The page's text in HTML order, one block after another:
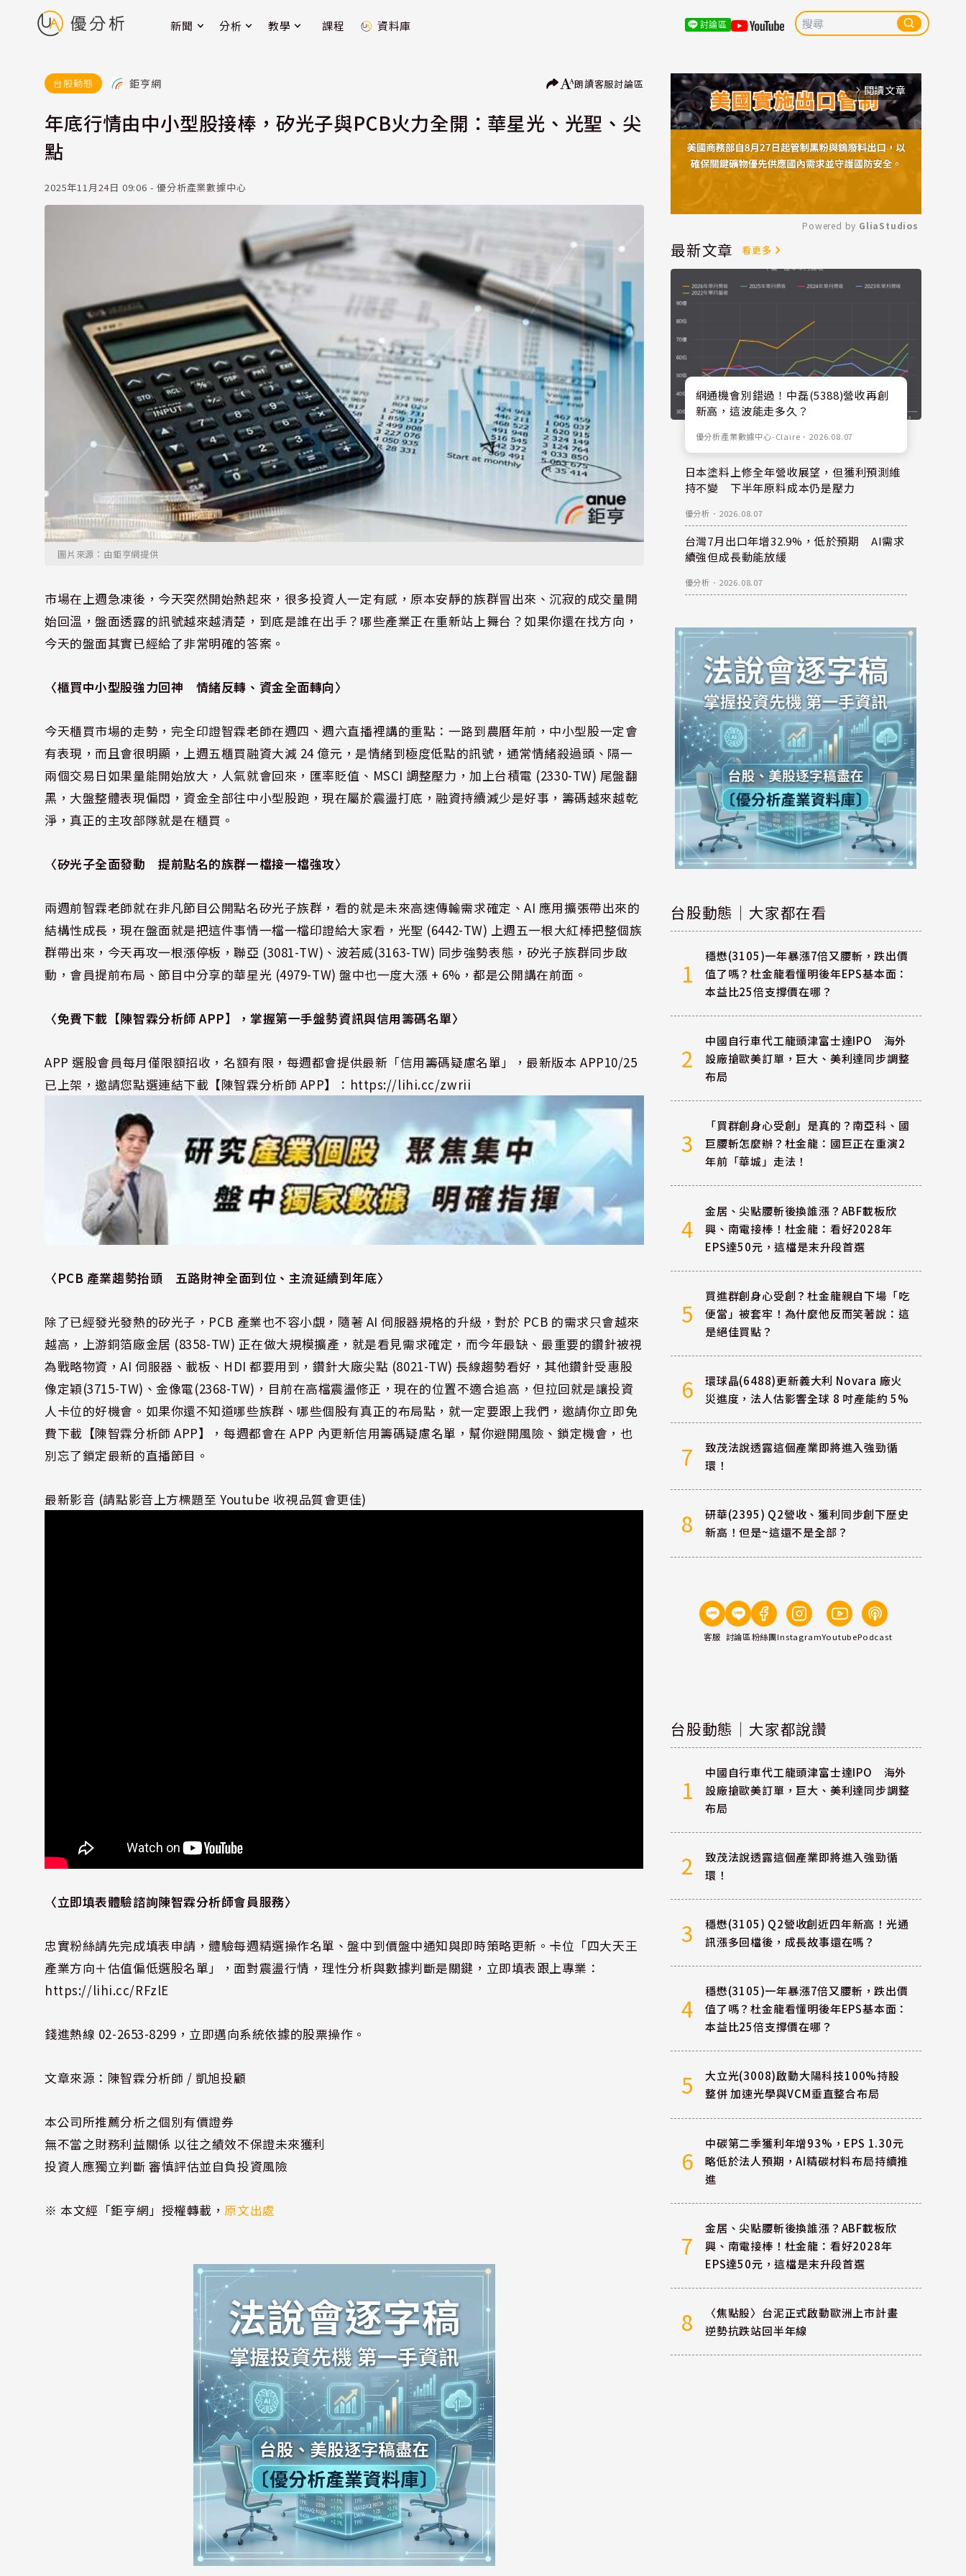
新聞 分析 教學 課程 資料庫 討論區
台股動態 鉅亨網 朗讀客服討論區
年底行情由中小型股接棒，矽光子與PCB火力全開：華星光、光聖、尖
點
2025年11月24日 09:06 - 優分析產業數據中心
圖片來源：由鉅亨網提供
市場在上週急凍後，今天突然開始熱起來，很多投資人一定有感，原本安靜的族群冒出來、沉寂的成交量開
始回溫，盤面透露的訊號越來越清楚，到底是誰在出手？哪些產業正在重新站上舞台？如果你還在找方向，
今天的盤面其實已經給了非常明確的答案。
〈櫃買中小型股強力回神 情緒反轉、資金全面轉向〉
今天櫃買市場的走勢，完全印證智霖老師在週四、週六直播裡講的重點：一路到農曆年前，中小型股一定會
有表現，而且會很明顯，上週五櫃買融資大減 24 億元，是情緒到極度低點的訊號，通常情緒殺過頭、隔一
兩個交易日如果量能開始放大，人氣就會回來，匯率貶值、MSCI 調整壓力，加上台積電 (2330-TW) 尾盤翻
黑，大盤整體表現偏悶，資金全部往中小型股跑，現在屬於震盪打底，融資持續減少是好事，籌碼越來越乾
淨，真正的主攻部隊就是在櫃買。
〈矽光子全面發動 提前點名的族群一檔接一檔強攻〉
兩週前智霖老師就在非凡節目公開點名矽光子族群，看的就是未來高速傳輸需求確定、AI 應用擴張帶出來的
結構性成長，現在盤面就是把這件事情一檔一檔印證給大家看，光聖 (6442-TW) 上週五一根大紅棒把整個族
群帶出來，今天再攻一根漲停板，聯亞 (3081-TW)、波若威(3163-TW) 同步強勢表態，矽光子族群同步啟
動，會員提前布局、節目中分享的華星光 (4979-TW) 盤中也一度大漲 + 6%，都是公開講在前面。
〈免費下載【陳智霖分析師 APP】，掌握第一手盤勢資訊與信用籌碼名單〉
APP 選股會員每月僅限額招收，名額有限，每週都會提供最新「信用籌碼疑慮名單」，最新版本 APP10/25
已上架，邀請您點選連結下載【陳智霖分析師 APP】： https://lihi.cc/zwrii
〈PCB 產業趨勢抬頭 五路財神全面到位、主流延續到年底〉
除了已經發光發熱的矽光子，PCB 產業也不容小覷，隨著 AI 伺服器規格的升級，對於 PCB 的需求只會越來
越高，上游銅箔廠金居 (8358-TW) 正在做大規模擴產，就是看見需求確定，而今年最缺、最重要的鑽針被視
為戰略物資，AI 伺服器、載板、HDI 都要用到，鑽針大廠尖點 (8021-TW) 長線趨勢看好，其他鑽針受惠股
像定穎(3715-TW)、金像電(2368-TW)，目前在高檔震盪修正，現在的位置不適合追高，但拉回就是讓投資
人卡位的好機會。如果你還不知道哪些族群、哪些個股有真正的布局點，就一定要跟上我們，邀請你立即免
費下載【陳智霖分析師 APP】，每週都會在 APP 內更新信用籌碼疑慮名單，幫你避開風險、鎖定機會，也
別忘了鎖定最新的直播節目。
最新影音 (請點影音上方標題至 Youtube 收視品質會更佳)
〈立即填表體驗諮詢陳智霖分析師會員服務〉
忠實粉絲請先完成填表申請，體驗每週精選操作名單、盤中到價盤中通知與即時策略更新。卡位「四大天王
產業方向＋估值偏低選股名單」，面對震盪行情，理性分析與數據判斷是關鍵，立即填表跟上專業：
https://lihi.cc/RFzlE
錢進熱線 02-2653-8299，立即邁向系統依據的股票操作。
文章來源：陳智霖分析師 / 凱旭投顧
本公司所推薦分析之個別有價證券
無不當之財務利益關係 以往之績效不保證未來獲利
投資人應獨立判斷 審慎評估並自負投資風險
※ 本文經「鉅亨網」授權轉載， 原文出處
arrow_forward_ios 閱讀文章
Mute
Powered by GliaStudios
最新文章 看更多
網通機會別錯過！中磊(5388)營收再創
新高，這波能走多久？
優分析產業數據中心-Claire ． 2026.08.07
日本塗料上修全年營收展望，但獲利預測維
持不變 下半年原料成本仍是壓力
優分析 ． 2026.08.07
台灣7月出口年增32.9%，低於預期 AI需求
續強但成長動能放緩
優分析 ． 2026.08.07
台股動態｜大家都在看
1
穩懋(3105)一年暴漲7倍又腰斬，跌出價
值了嗎？杜金龍看懂明後年EPS基本面：
本益比25倍支撐價在哪？
2
中國自行車代工龍頭津富士達IPO 海外
設廠搶歐美訂單，巨大、美利達同步調整
布局
3
「買群創身心受創」是真的？南亞科、國
巨腰斬怎麼辦？杜金龍：國巨正在重演2
年前「華城」走法！
4
金居、尖點腰斬後換誰漲？ABF載板欣
興、南電接棒！杜金龍：看好2028年
EPS達50元，這檔是末升段首選
5
買進群創身心受創？杜金龍親自下場「吃
便當」被套牢！為什麼他反而笑著說：這
是絕佳買點？
6
環球晶(6488)更新義大利 Novara 廠火
災進度，法人估影響全球 8 吋產能約 5%
7
致茂法說透露這個產業即將進入強勁循
環！
8
研華(2395) Q2營收、獲利同步創下歷史
新高！但是~這還不是全部？
客服 討論區粉絲團InstagramYoutubePodcast
台股動態｜大家都說讚
1
中國自行車代工龍頭津富士達IPO 海外
設廠搶歐美訂單，巨大、美利達同步調整
布局
2
致茂法說透露這個產業即將進入強勁循
環！
3
穩懋(3105) Q2營收創近四年新高！光通
訊漲多回檔後，成長故事還在嗎？
4
穩懋(3105)一年暴漲7倍又腰斬，跌出價
值了嗎？杜金龍看懂明後年EPS基本面：
本益比25倍支撐價在哪？
5
大立光(3008)啟動大陽科技100%持股
整併 加速光學與VCM垂直整合布局
6
中碳第二季獲利年增93%，EPS 1.30元
略低於法人預期，AI精碳材料布局持續推
進
7
金居、尖點腰斬後換誰漲？ABF載板欣
興、南電接棒！杜金龍：看好2028年
EPS達50元，這檔是末升段首選
8
〈焦點股〉台泥正式啟動歐洲上市計畫
逆勢抗跌站回半年線